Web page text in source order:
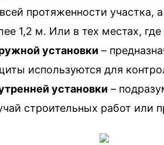
протяженности участка,
1,2 м. Или в тех местах,
установки –
используются для
установки –
строительных работ или